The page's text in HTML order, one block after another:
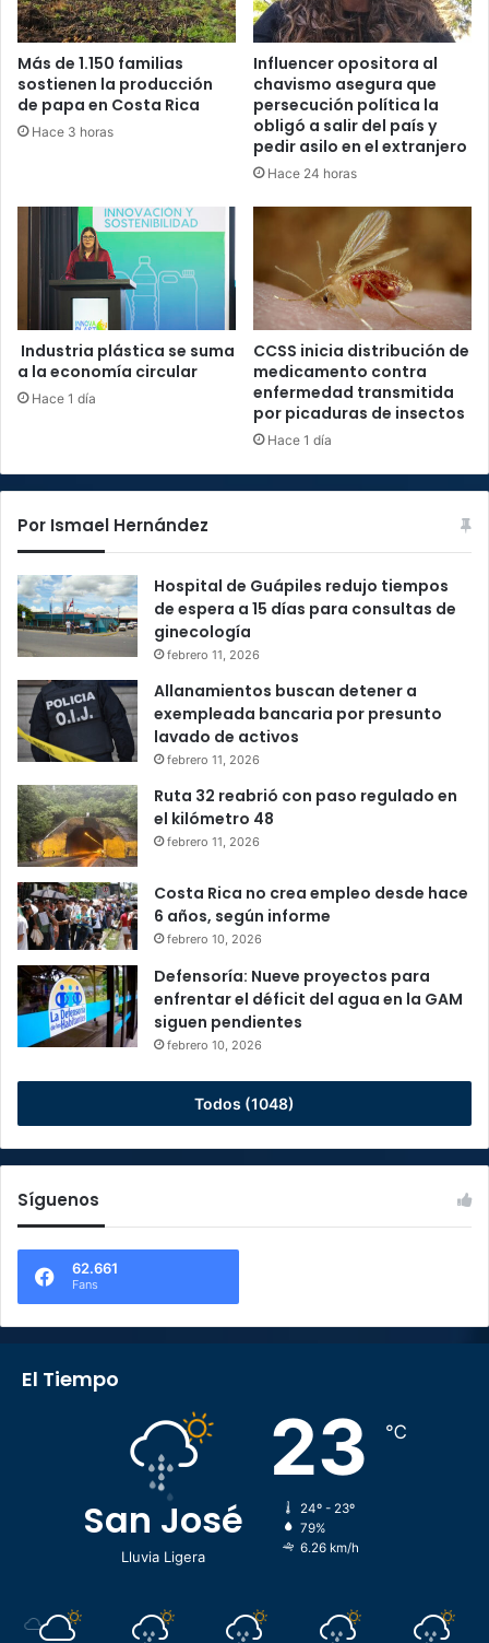
Más de 1.150 familias
sostienen la producción
de papa en Costa Rica
Hace 3 horas
Influencer opositora al
chavismo asegura que
persecución política la
obligó a salir del país y
pedir asilo en el extranjero
Hace 24 horas
Industria plástica se suma
a la economía circular
Hace 1 día
CCSS inicia distribución de
medicamento contra
enfermedad transmitida
por picaduras de insectos
Hace 1 día
Por Ismael Hernández
Hospital de Guápiles redujo tiempos
de espera a 15 días para consultas de
ginecología
febrero 11, 2026
Allanamientos buscan detener a
exempleada bancaria por presunto
lavado de activos
febrero 11, 2026
Ruta 32 reabrió con paso regulado en
el kilómetro 48
febrero 11, 2026
Costa Rica no crea empleo desde hace
6 años, según informe
febrero 10, 2026
Defensoría: Nueve proyectos para
enfrentar el déficit del agua en la GAM
siguen pendientes
febrero 10, 2026
Todos (1048)
Síguenos
62.661
Fans
El Tiempo
San José
Lluvia Ligera
23 ℃
24º - 23º
79%
6.26 km/h